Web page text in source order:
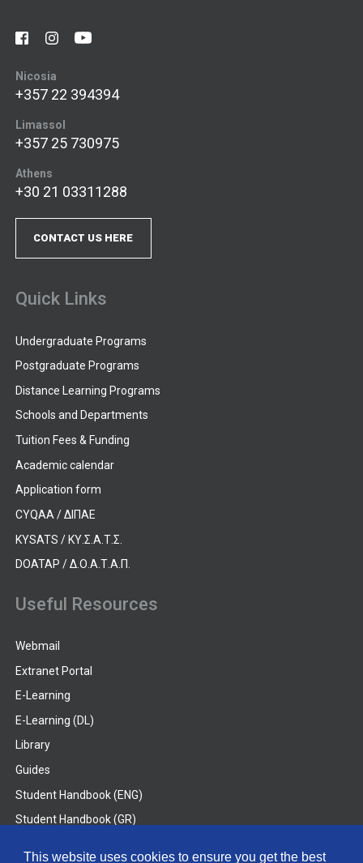
This website uses cookies to ensure you get the best
Nicosia
+357 22 394394
Limassol
+357 25 730975
Athens
+30 21 03311288
CONTACT US HERE
Quick Links
Undergraduate Programs
Postgraduate Programs
Distance Learning Programs
Schools and Departments
Tuition Fees & Funding
Academic calendar
Application form
CYQAA / ΔΙΠΑΕ
KYSATS / ΚΥ.Σ.Α.Τ.Σ.
DOATAP / Δ.Ο.Α.Τ.Α.Π.
Useful Resources
Webmail
Extranet Portal
E-Learning
E-Learning (DL)
Library
Guides
Student Handbook (ENG)
Student Handbook (GR)